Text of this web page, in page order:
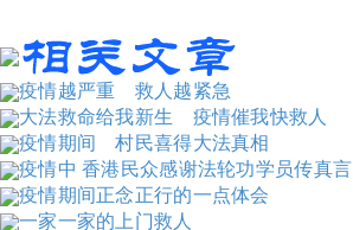
疫情越严重 救人越紧急
大法救命给我新生 疫情催我快救人
疫情期间 村民喜得大法真相
疫情中 香港民众感谢法轮功学员传真言
疫情期间正念正行的一点体会
一家一家的上门救人